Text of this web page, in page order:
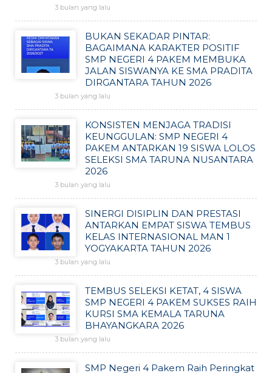
3 bulan yang lalu
BUKAN SEKADAR PINTAR:
BAGAIMANA KARAKTER POSITIF
SMP NEGERI 4 PAKEM MEMBUKA
JALAN SISWANYA KE SMA PRADITA
DIRGANTARA TAHUN 2026
3 bulan yang lalu
KONSISTEN MENJAGA TRADISI
KEUNGGULAN: SMP NEGERI 4
PAKEM ANTARKAN 19 SISWA LOLOS
SELEKSI SMA TARUNA NUSANTARA
2026
3 bulan yang lalu
SINERGI DISIPLIN DAN PRESTASI
ANTARKAN EMPAT SISWA TEMBUS
KELAS INTERNASIONAL MAN 1
YOGYAKARTA TAHUN 2026
3 bulan yang lalu
TEMBUS SELEKSI KETAT, 4 SISWA
SMP NEGERI 4 PAKEM SUKSES RAIH
KURSI SMA KEMALA TARUNA
BHAYANGKARA 2026
3 bulan yang lalu
SMP Negeri 4 Pakem Raih Peringkat